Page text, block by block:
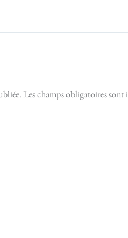
Les champs obligatoires sont